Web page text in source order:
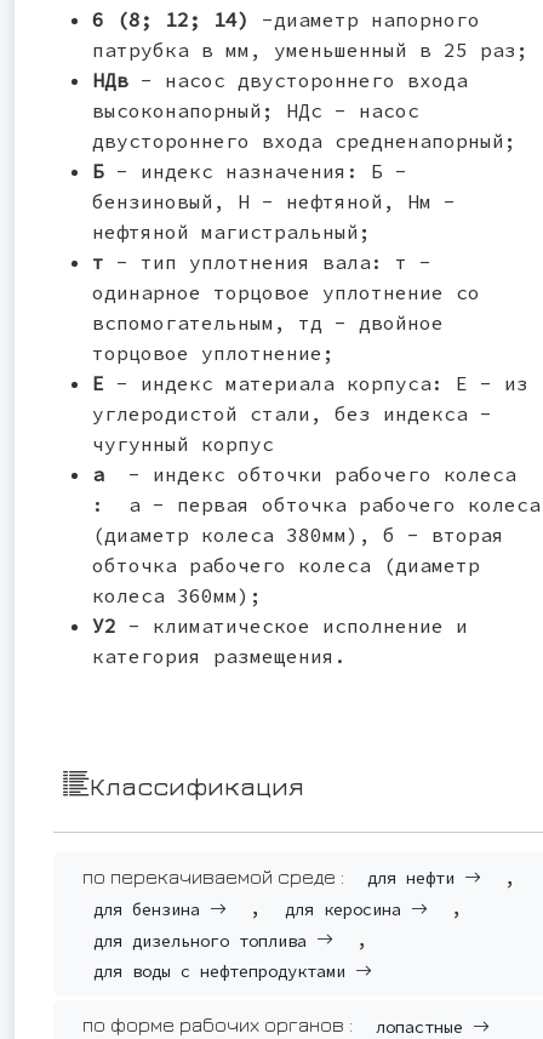
6 (8; 12; 14)
-диаметр напорного
патрубка в мм, уменьшенный в 25 раз;
НДв - насос двустороннего входа
высоконапорный; НДс - насос
двустороннего входа средненапорный;
Б - индекс назначения: Б -
бензиновый, Н - нефтяной, Нм -
нефтяной магистральный;
т - тип уплотнения вала: т -
одинарное торцовое уплотнение со
вспомогательным, тд - двойное
торцовое уплотнение;
Е - индекс материала корпуса: Е - из
углеродистой стали, без индекса -
чугунный корпус
а
- индекс обточки рабочего колеса
: а - первая обточка рабочего колеса
(диаметр колеса 380мм), б - вторая
обточка рабочего колеса (диаметр
колеса 360мм);
У2 - климатическое исполнение и
категория размещения.
Классификация
по перекачиваемой среде : для нефти ,
для бензина , для керосина ,
для дизельного топлива ,
для воды с нефтепродуктами
по форме рабочих органов : лопастные